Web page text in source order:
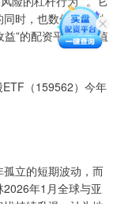
时，也数倍地加剧
”的配资平台，都值
（159562）今年
立的短期波动，而
年1月全球与亚